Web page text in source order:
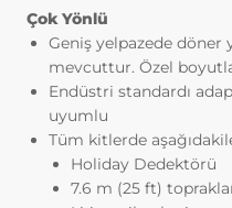
Çok Yönlü
Geniş yelpazede döner
mevcuttur. Özel
Endüstri standardı
uyumlu
Tüm kitlerde
Holiday Dedektörü
7.6 m (25 ft)
olmadığı kontrol
siteyi daha önce
ve size iletilecek
belirlenir ve
hizmet sunulur.
3.3.Zorunlu/
Ziyaret ettiğiniz
şekilde çalışabilmesi
çerezlerdir. Bu tür